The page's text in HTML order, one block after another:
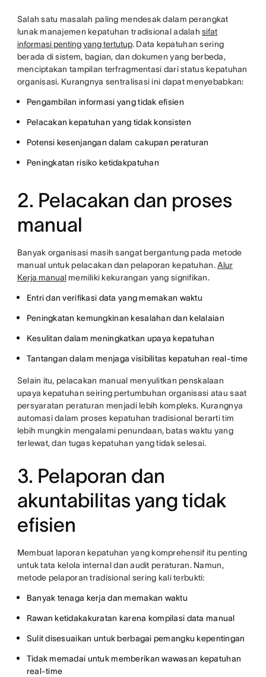
Salah satu masalah paling mendesak dalam perangkat
lunak manajemen kepatuhan tradisional adalahsifat
informasi penting yang tertutup. Data kepatuhan sering
berada di sistem, bagian, dan dokumen yang berbeda,
menciptakan tampilan terfragmentasi dari status kepatuhan
organisasi. Kurangnya sentralisasi ini dapat menyebabkan:
Pengambilan informasi yang tidak efisien
Pelacakan kepatuhan yang tidak konsisten
Potensi kesenjangan dalam cakupan peraturan
Peningkatan risiko ketidakpatuhan
2. Pelacakan dan proses
manual
Banyak organisasi masih sangat bergantung pada metode
manual untuk pelacakan dan pelaporan kepatuhan.Alur
Kerja manualmemiliki kekurangan yang signifikan.
Entri dan verifikasi data yang memakan waktu
Peningkatan kemungkinan kesalahan dan kelalaian
Kesulitan dalam meningkatkan upaya kepatuhan
Tantangan dalam menjaga visibilitas kepatuhan real-time
Selain itu, pelacakan manual menyulitkan penskalaan
upaya kepatuhan seiring pertumbuhan organisasi atau saat
persyaratan peraturan menjadi lebih kompleks. Kurangnya
automasi dalam proses kepatuhan tradisional berarti tim
lebih mungkin mengalami penundaan, batas waktu yang
terlewat, dan tugas kepatuhan yang tidak selesai.
3. Pelaporan dan
akuntabilitas yang tidak
efisien
Membuat laporan kepatuhan yang komprehensif itu penting
untuk tata kelola internal dan audit peraturan. Namun,
metode pelaporan tradisional sering kali terbukti:
Banyak tenaga kerja dan memakan waktu
Rawan ketidakakuratan karena kompilasi data manual
Sulit disesuaikan untuk berbagai pemangku kepentingan
Tidak memadai untuk memberikan wawasan kepatuhan
real-time